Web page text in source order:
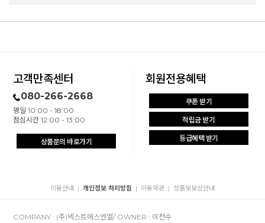
고객만족센터
080-266-2668
평일 10:00 - 18:00
점심시간 12:00 - 13:00
상품문의 바로가기
회원전용혜택
쿠폰 받기
적립금 받기
등급혜택 받기
이용안내 | 개인정보 처리방침 | 이용약관 | 정품및보상안내
COMPANY : (주)넥스트에스엔엘/ OWNER : 이천수